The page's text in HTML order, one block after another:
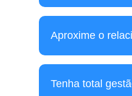
Aproxime o
Tenha total